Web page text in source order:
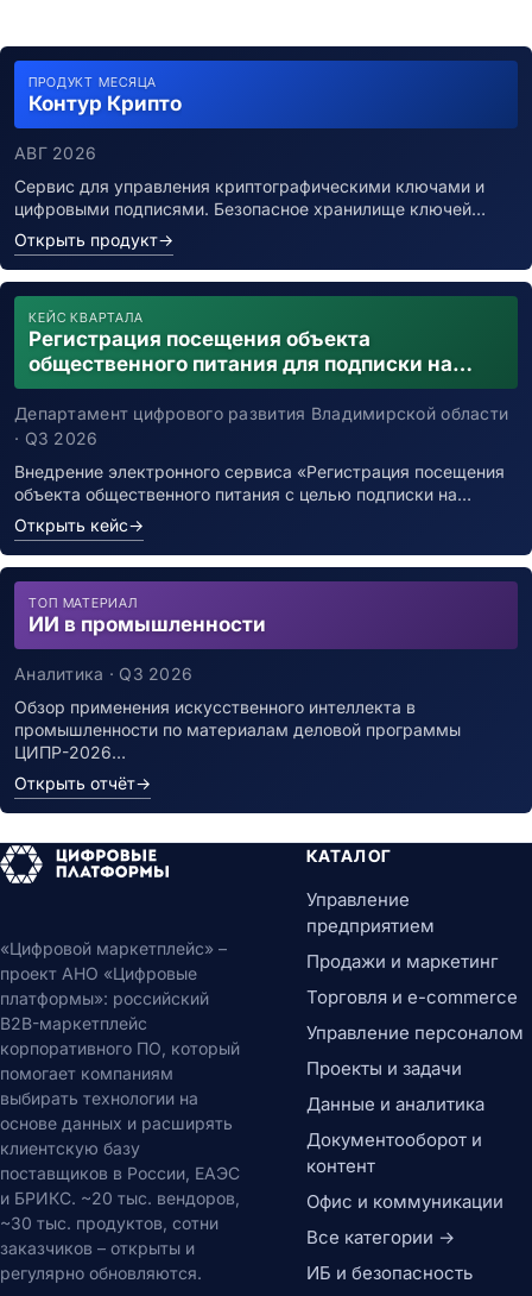
ПРОДУКТ МЕСЯЦА
Контур Крипто
АВГ 2026
Сервис для управления криптографическими ключами и
цифровыми подписями. Безопасное хранилище ключей…
Открыть продукт→
КЕЙС КВАРТАЛА
Регистрация посещения объекта
общественного питания для подписки на
уведомления о возможном контакте с
заболевшим новой коронавирусной
инфекцией
Департамент цифрового развития Владимирской области
· Q3 2026
Внедрение электронного сервиса «Регистрация посещения
объекта общественного питания с целью подписки на…
Открыть кейс→
ТОП МАТЕРИАЛ
ИИ в промышленности
Аналитика · Q3 2026
Обзор применения искусственного интеллекта в
промышленности по материалам деловой программы
ЦИПР-2026…
Открыть отчёт→
«Цифровой маркетплейс» –
проект АНО «Цифровые
платформы»: российский
B2B-маркетплейс
корпоративного ПО, который
помогает компаниям
выбирать технологии на
основе данных и расширять
клиентскую базу
поставщиков в России, ЕАЭС
и БРИКС. ~20 тыс. вендоров,
~30 тыс. продуктов, сотни
заказчиков – открыты и
регулярно обновляются.
КАТАЛОГ
Управление
предприятием
Продажи и маркетинг
Торговля и e-commerce
Управление персоналом
Проекты и задачи
Данные и аналитика
Документооборот и
контент
Офис и коммуникации
Все категории →
ИБ и безопасность